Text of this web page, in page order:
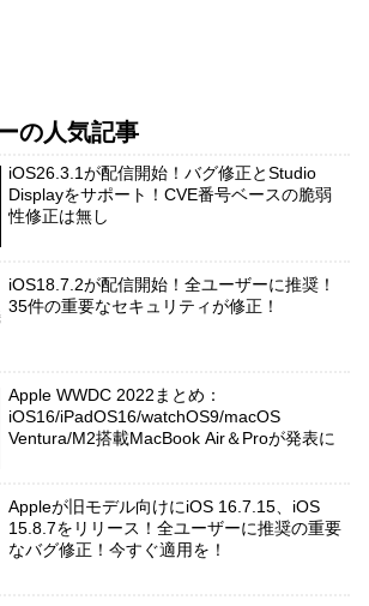
の人気記事
iOS26.3.1が配信開始！バグ修正とStudio
Displayをサポート！CVE番号ベースの脆弱
性修正は無し
iOS18.7.2が配信開始！全ユーザーに推奨！
35件の重要なセキュリティが修正！
Apple WWDC 2022まとめ：
iOS16/iPadOS16/watchOS9/macOS
Ventura/M2搭載MacBook Air＆Proが発表に
Appleが旧モデル向けにiOS 16.7.15、iOS
15.8.7をリリース！全ユーザーに推奨の重要
なバグ修正！今すぐ適用を！